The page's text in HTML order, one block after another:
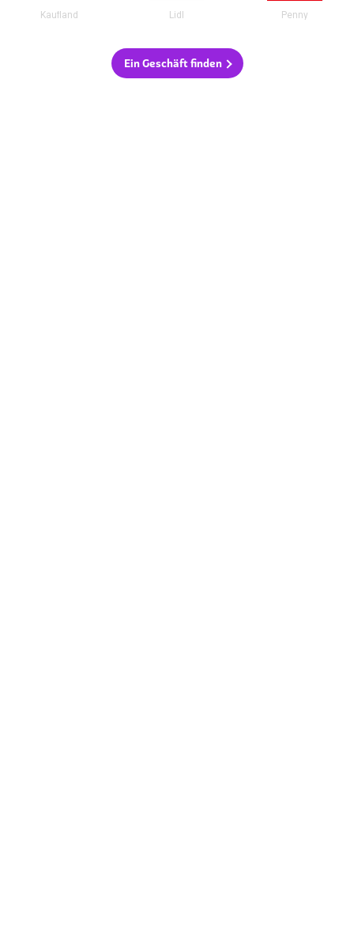
Kaufland Lidl Penny
Ein Geschäft finden